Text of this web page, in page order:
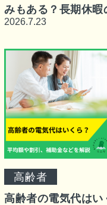
みもある？長期休暇
対処法や注意点など
2026.7.23
高齢者
高齢者の電気代はい